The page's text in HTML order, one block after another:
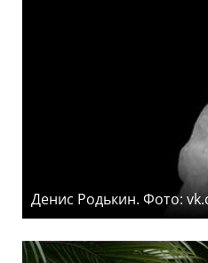
Денис Родькин. Фото: